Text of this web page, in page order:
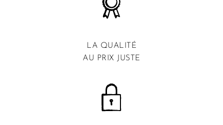
LA QUALITÉ
AU PRIX JUSTE